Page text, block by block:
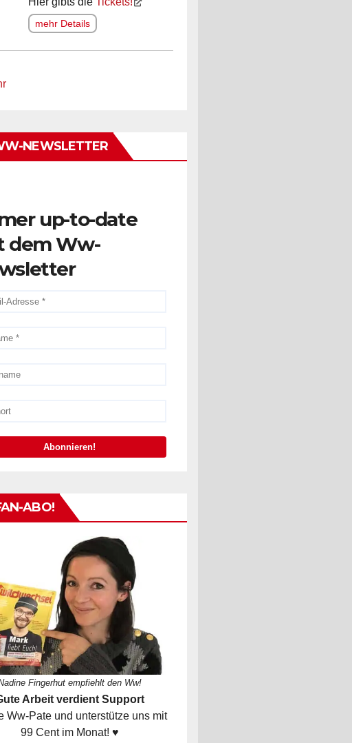
mehr Details
NEWSLETTER
up-to-date
dem Ww-
ABO!
Fingerhut empfiehlt den Ww!
Arbeit verdient Support
Ww-Pate und unterstütze uns mit
99 Cent im Monat! ♥